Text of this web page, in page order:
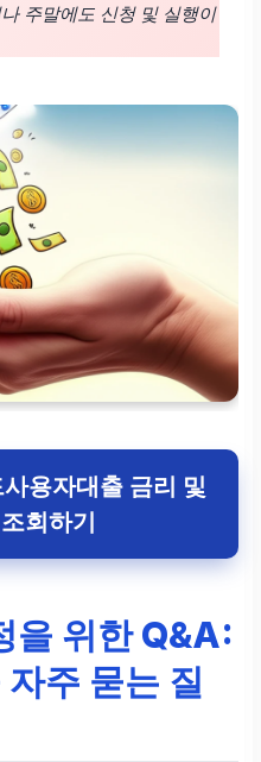
주말에도 신청 및 실행이
용자대출 금리 및
회하기
을 위한 Q&A:
주 묻는 질